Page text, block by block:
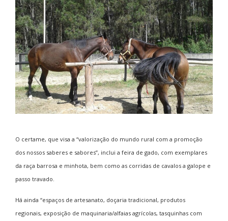
O certame, que visa a “valorização do mundo rural com a promoção
dos nossos saberes e sabores”, inclui a feira de gado, com exemplares
da raça barrosa e minhota, bem como as corridas de cavalos a galope e
passo travado.
Há ainda “espaços de artesanato, doçaria tradicional, produtos
regionais, exposição de maquinaria/alfaias agrícolas, tasquinhas com